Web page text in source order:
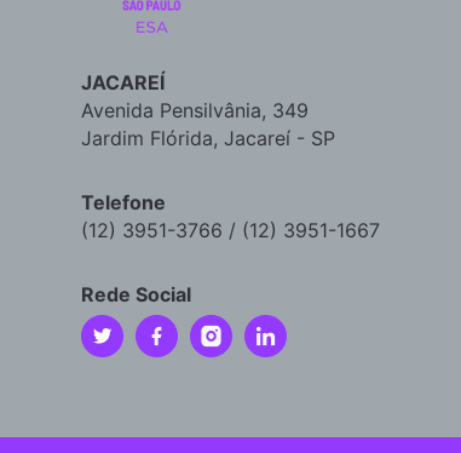
JACAREÍ
Avenida Pensilvânia, 349
Jardim Flórida, Jacareí - SP
Telefone
(12) 3951-3766 / (12) 3951-1667
Rede Social